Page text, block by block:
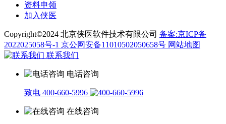
资料申领
加入侠医
Copyright©2024 北京侠医软件技术有限公司 备案:京ICP备
2022025058号-1 京公网安备11010502050658号 网站地图
联系我们
电话咨询
致电 400-660-5996
在线咨询